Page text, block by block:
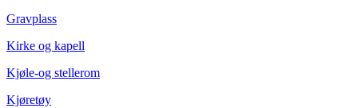
Gravplass
Kirke og kapell
Kjøle-og stellerom
Kjøretøy